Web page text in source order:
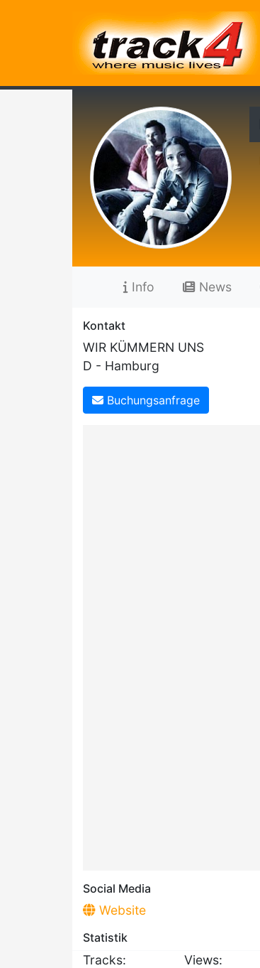
Info News
Kontakt
WIR KÜMMERN UNS
D - Hamburg
Buchungsanfrage
Social Media
Website
Statistik
Tracks:
Views: